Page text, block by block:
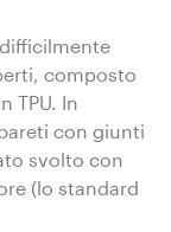
composto
TPU. In
con giunti
svolto con
(lo standard